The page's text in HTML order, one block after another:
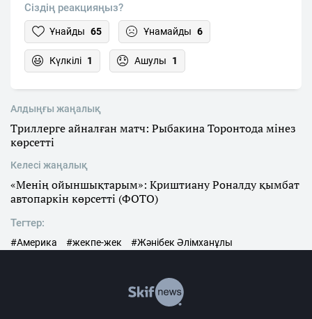
Сіздің реакцияңыз?
Ұнайды 65 Ұнамайды 6
Күлкілі 1 Ашулы 1
Алдыңғы жаңалық
Триллерге айналған матч: Рыбакина Торонтода мінез
көрсетті
Келесі жаңалық
«Менің ойыншықтарым»: Криштиану Роналду қымбат
автопаркін көрсетті (ФОТО)
Тегтер:
#Америка #жекпе-жек #Жәнібек Әлімханұлы